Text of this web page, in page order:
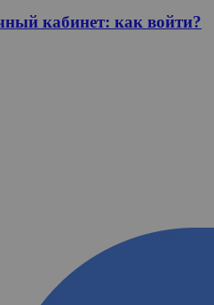
кабинет: как войти?